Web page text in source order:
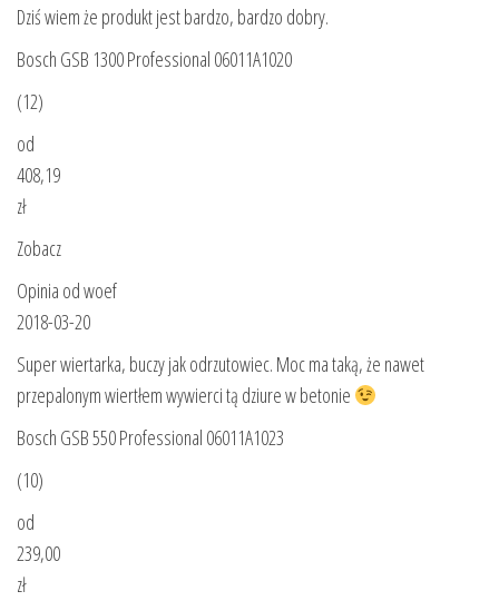
Dziś wiem że produkt jest bardzo, bardzo dobry.
Bosch GSB 1300 Professional 06011A1020
(12)
od
408,19
zł
Zobacz
Opinia od woef
2018-03-20
Super wiertarka, buczy jak odrzutowiec. Moc ma taką, że nawet
przepalonym wiertłem wywierci tą dziure w betonie
Bosch GSB 550 Professional 06011A1023
(10)
od
239,00
zł